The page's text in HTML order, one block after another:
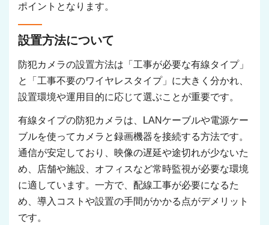
ポイントとなります。
設置方法について
防犯カメラの設置方法は「工事が必要な有線タイプ」
と「工事不要のワイヤレスタイプ」に大きく分かれ、
設置環境や運用目的に応じて選ぶことが重要です。
有線タイプの防犯カメラは、LANケーブルや電源ケー
ブルを使ってカメラと録画機器を接続する方法です。
通信が安定しており、映像の遅延や途切れが少ないた
め、店舗や施設、オフィスなど常時監視が必要な環境
に適しています。一方で、配線工事が必要になるた
め、導入コストや設置の手間がかかる点がデメリット
です。